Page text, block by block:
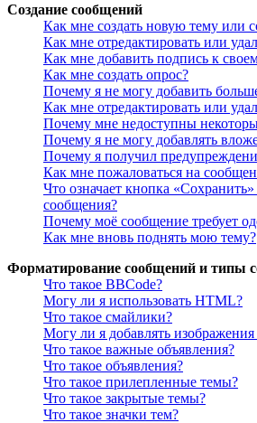
Создание сообщений
Как мне создать новую тему или
Как мне отредактировать или
Как мне добавить подпись к
Как мне создать опрос?
Почему я не могу добавить
Как мне отредактировать или
Почему мне недоступны
Почему я не могу добавлять
Почему я получил
Как мне пожаловаться на
Что означает кнопка
сообщения?
Почему моё сообщение требует
Как мне вновь поднять мою тему?
Форматирование сообщений и типы
Что такое BBCode?
Могу ли я использовать HTML?
Что такое смайлики?
Могу ли я добавлять
Что такое важные объявления?
Что такое объявления?
Что такое прилепленные темы?
Что такое закрытые темы?
Что такое значки тем?